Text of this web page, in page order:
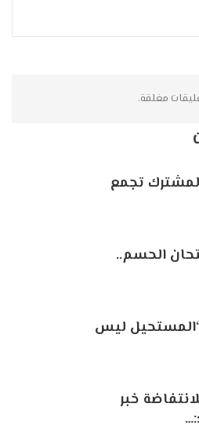
مغلقة.
تجمع
الحسم..
ليس
خبر